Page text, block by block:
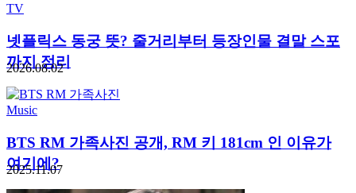
TV
넷플릭스 동궁 뜻? 줄거리부터 등장인물 결말 스포
까지 정리
2026.08.02
Music
BTS RM 가족사진 공개, RM 키 181cm 인 이유가
여기에?
2025.11.07